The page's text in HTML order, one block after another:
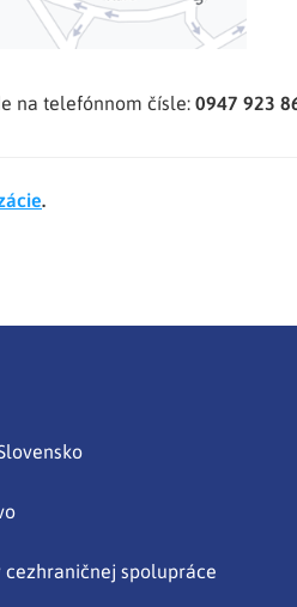
na telefónnom čísle: 0947 923
.
cezhraničnej spolupráce